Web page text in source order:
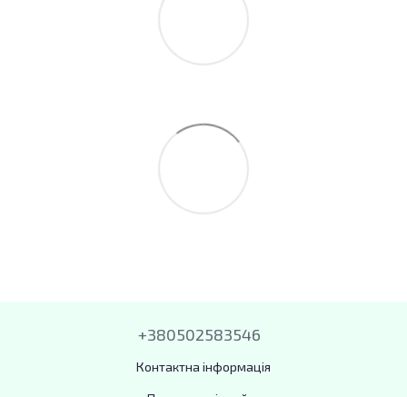
+380502583546
Контактна інформація